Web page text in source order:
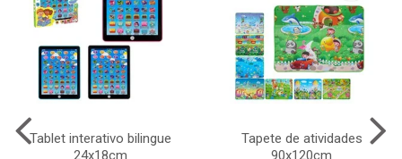
Tablet interativo bilingue
24x18cm
Tapete de atividades
90x120cm